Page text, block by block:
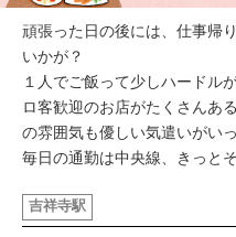
中央線カルチャー
特集
連載
中央線フェス
頑張った日の後には、仕事帰
いかが？
１人でご飯って少しハードル
ロ客歓迎のお店がたくさんあ
の雰囲気も優しい気遣いがい
毎日の通勤は中央線、きっと
吉祥寺駅